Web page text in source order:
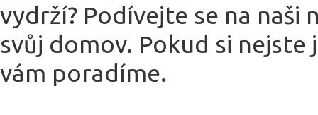
vydrží? Podívejte se na
svůj domov. Pokud si
vám poradíme.